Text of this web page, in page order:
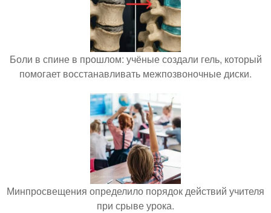
Боли в спине в прошлом: учёные создали гель, который
помогает восстанавливать межпозвоночные диски.
Минпросвещения определило порядок действий учителя
при срыве урока.